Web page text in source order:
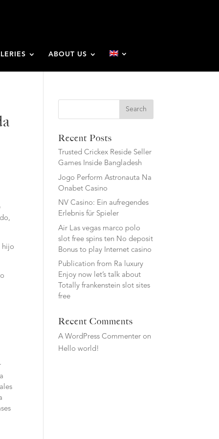
ABOUT US
hijo
Search
Recent Posts
Trusted Crickex Reside Seller
Games Inside Bangladesh
Jogo Perform Astronauta Na
Onabet Casino
NV Casino: Ein aufregendes
Erlebnis für Spieler
Air Las vegas marco polo
slot free spins ten No deposit
Bonus to play Internet casino
Publication from Ra luxury
Enjoy now let’s talk about
Totally frankenstein slot sites
free
Recent Comments
A WordPress Commenter on
Hello world!